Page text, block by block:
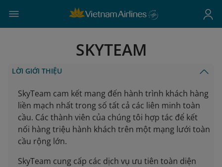
SKYTEAM
LỜI GIỚI THIỆU
SkyTeam cam kết mang đến hành trình khách hàng
liền mạch nhất trong số tất cả các liên minh toàn
cầu. Các thành viên của chúng tôi hợp tác để kết
nối hàng triệu hành khách trên một mạng lưới toàn
cầu rộng lớn.
SkyTeam cung cấp các dịch vụ ưu tiên toàn diện